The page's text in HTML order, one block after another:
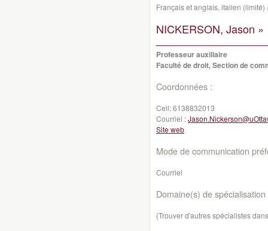
Français et anglais, italien (limité)
NICKERSON, Jason »
Professeur auxiliaire
Faculté de droit, Section de
Coordonnées :
Cell:6138832013
Courriel :
Site web
Mode de communication
Courriel
Domaine(s) de spécialisation
(Trouver d'autres spécialistes